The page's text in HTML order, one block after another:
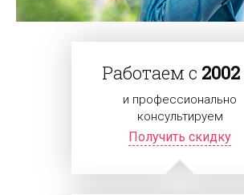
Работаем с 2002
и профессионально
консультируем
Получить скидку